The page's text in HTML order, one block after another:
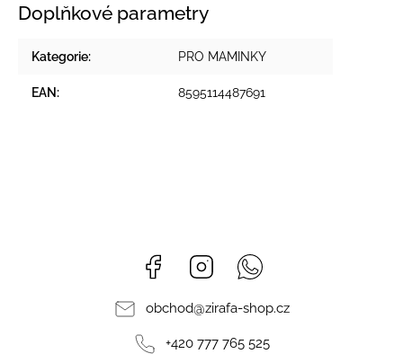
Doplňkové parametry
Kategorie: PRO MAMINKY
EAN: 8595114487691
Facebook Instagram
obchod@zirafa-shop.cz
+420 777 765 525